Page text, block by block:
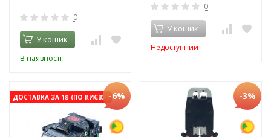
0
У кошик
В наявності
0
У кошик
Недоступний
ДОСТАВКА ЗА 1₴ (ПО КИЄВУ)-6% -3%